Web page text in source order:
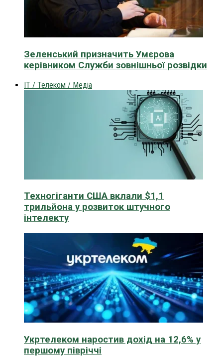
Зеленський призначить Умєрова
керівником Служби зовнішньої розвідки
IT / Телеком / Медіа
Техногіганти США вклали $1,1
трильйона у розвиток штучного
інтелекту
Укртелеком наростив дохід на 12,6% у
першому півріччі